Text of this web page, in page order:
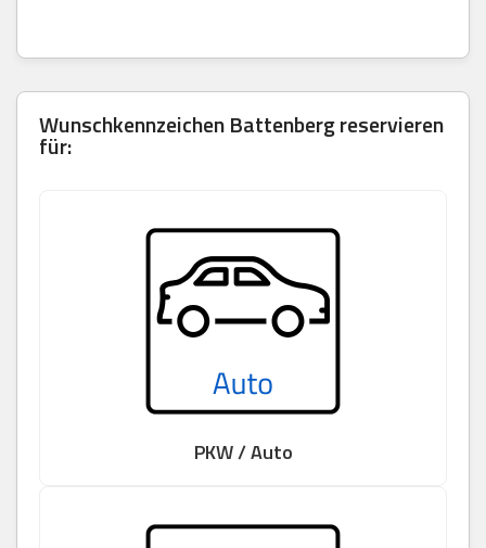
WunschkennzeichenBattenbergreservieren
für:
PKW / Auto